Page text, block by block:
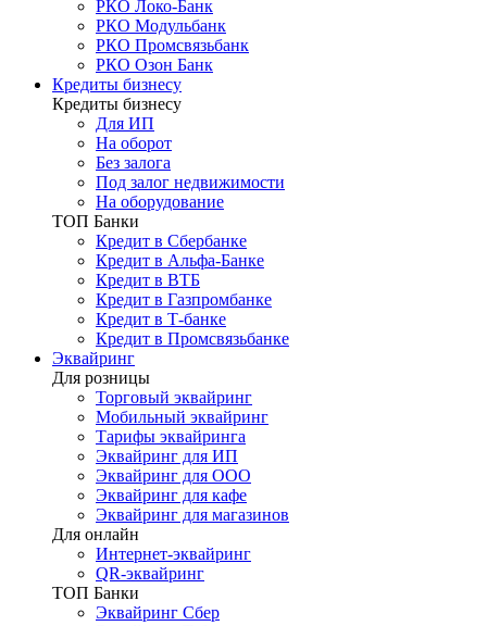
РКО Локо-Банк
РКО Модульбанк
РКО Промсвязьбанк
РКО Озон Банк
Кредиты бизнесу
Кредиты бизнесу
Для ИП
На оборот
Без залога
Под залог недвижимости
На оборудование
ТОП Банки
Кредит в Сбербанке
Кредит в Альфа-Банке
Кредит в ВТБ
Кредит в Газпромбанке
Кредит в Т-банке
Кредит в Промсвязьбанке
Эквайринг
Для розницы
Торговый эквайринг
Мобильный эквайринг
Тарифы эквайринга
Эквайринг для ИП
Эквайринг для ООО
Эквайринг для кафе
Эквайринг для магазинов
Для онлайн
Интернет-эквайринг
QR-эквайринг
ТОП Банки
Эквайринг Сбер